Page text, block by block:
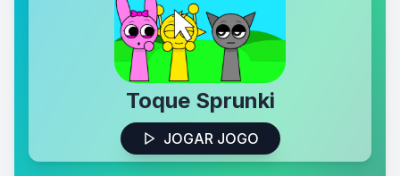
Toque Sprunki
JOGAR JOGO